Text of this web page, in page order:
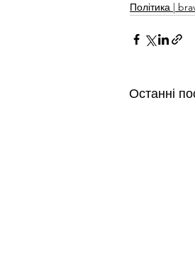
Політика |
Останні